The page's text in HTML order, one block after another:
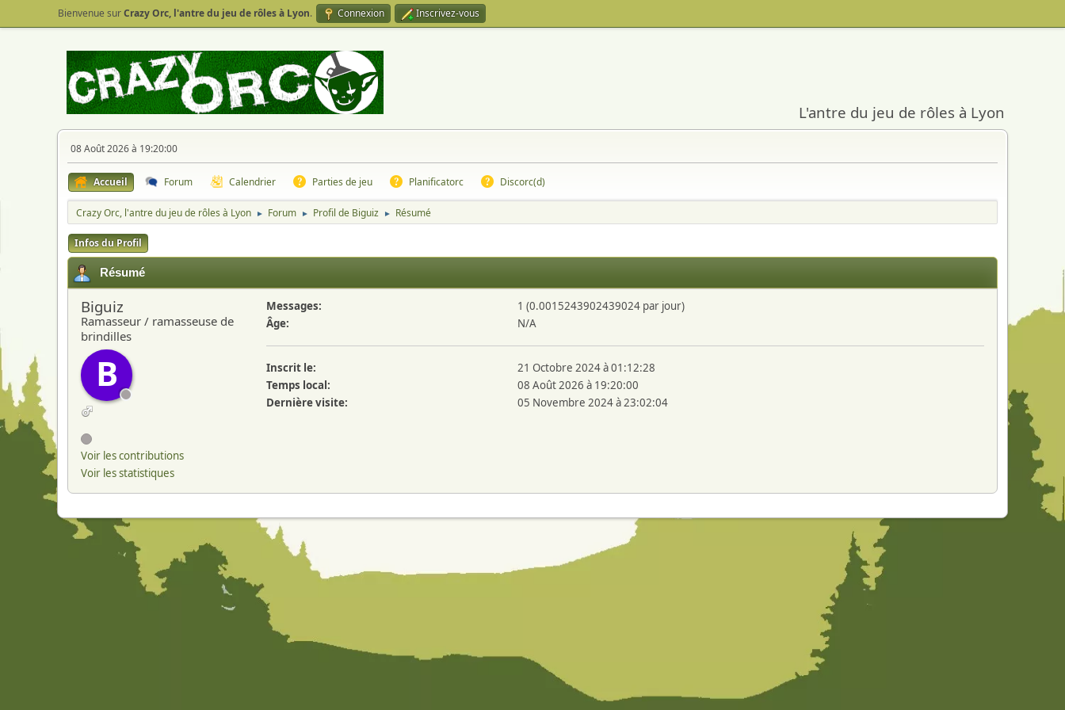
Bienvenue surCrazy Orc, l'antre du jeu de rôles à Lyon. Connexion Inscrivez-vous
L'antre du jeu de rôles à Lyon
08 Août 2026 à 19:20:00
Accueil Forum Calendrier Parties de jeu Planificatorc Discorc(d)
Crazy Orc, l'antre du jeu de rôles à Lyon ► Forum ► Profil de Biguiz ► Résumé
Infos du Profil
Résumé
Biguiz
Ramasseur / ramasseuse de
brindilles
B
Voir les contributions
Voir les statistiques
Messages:
1 (0.0015243902439024 par jour)
Âge:
N/A
Inscrit le:
21 Octobre 2024 à 01:12:28
Temps local:
08 Août 2026 à 19:20:00
Dernière visite:
05 Novembre 2024 à 23:02:04